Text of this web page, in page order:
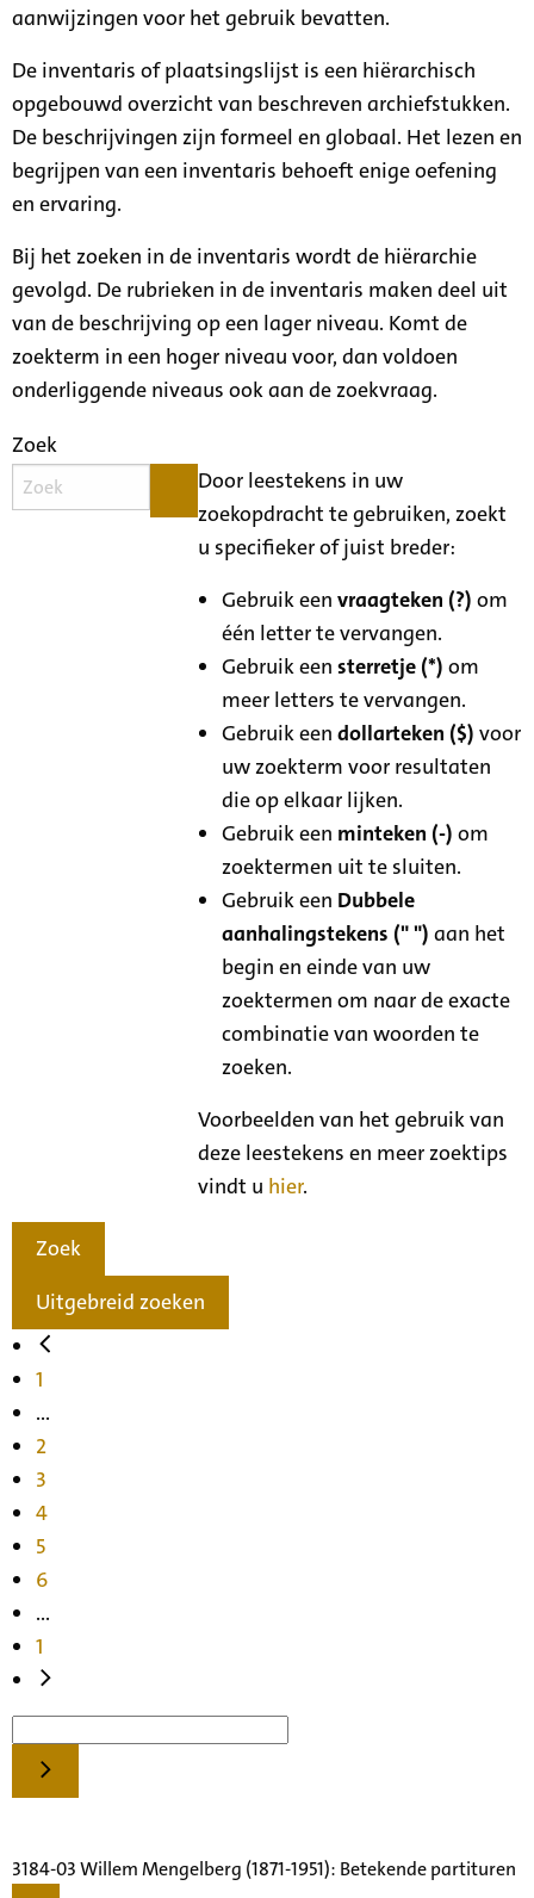
aanwijzingen voor het gebruik bevatten.
De inventaris of plaatsingslijst is een hiërarchisch
opgebouwd overzicht van beschreven archiefstukken.
De beschrijvingen zijn formeel en globaal. Het lezen en
begrijpen van een inventaris behoeft enige oefening
en ervaring.
Bij het zoeken in de inventaris wordt de hiërarchie
gevolgd. De rubrieken in de inventaris maken deel uit
van de beschrijving op een lager niveau. Komt de
zoekterm in een hoger niveau voor, dan voldoen
onderliggende niveaus ook aan de zoekvraag.
Zoek
Door leestekens in uw
zoekopdracht te gebruiken, zoekt
u specifieker of juist breder:
Gebruik eenvraagteken (?) om
één letter te vervangen.
Gebruik eensterretje (*) om
meer letters te vervangen.
Gebruik eendollarteken ($) voor
uw zoekterm voor resultaten
die op elkaar lijken.
Gebruik een minteken (-) om
zoektermen uit te sluiten.
Gebruik een Dubbele
aanhalingstekens (" ") aan het
begin en einde van uw
zoektermen om naar de exacte
combinatie van woorden te
zoeken.
Voorbeelden van het gebruik van
deze leestekens en meer zoektips
vindt u hier.
Zoek
Uitgebreid zoeken
1
...
2
3
4
5
6
...
1
3184-03 Willem Mengelberg (1871-1951): Betekende partituren